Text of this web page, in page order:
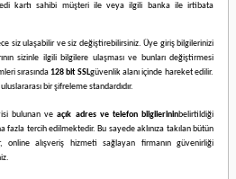
kartı sahibi müşteri ile veya ilgili banka ile irtibata
siz ulaşabilir ve siz değiştirebilirsiniz. Üye giriş bilgilerinizi
sizinle ilgili bilgilere ulaşması ve bunları değiştirmesi
sırasında 128 bit SSLgüvenlik alanı içinde hareket edilir.
bir şifreleme standardıdır.
bulunan veaçık adres ve telefon bilgilerininbelirtildiği
fazla tercih edilmektedir. Bu sayede aklınıza takılan bütün
online alışveriş hizmeti sağlayan firmanın güvenirliği